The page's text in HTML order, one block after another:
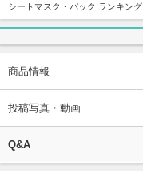
シートマスク・パック ランキング
商品情報
投稿写真・動画
Q&A